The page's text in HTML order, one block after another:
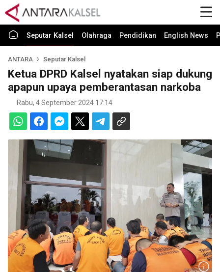
Seputar Kalsel Olahraga Pendidikan English News
ANTARA Seputar Kalsel
Ketua DPRD Kalsel nyatakan siap dukung
apapun upaya pemberantasan narkoba
Rabu, 4 September 2024 17:14